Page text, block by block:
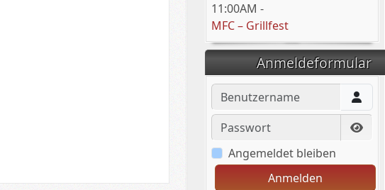
11:00AM -
MFC – Grillfest
Anmeldeformular
Benutzername
Passwort
Angemeldet bleiben
Anmelden